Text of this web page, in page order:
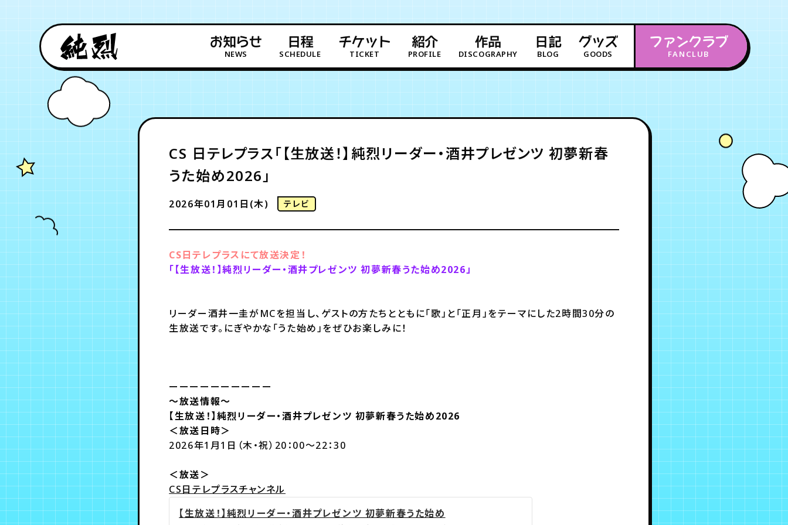
お知らせ
NEWS
日程
SCHEDULE
チケット
TICKET
紹介
PROFILE
作品
DISCOGRAPHY
日記
BLOG
グッズ
GOODS
ファンクラブ
FANCLUB
CS 日テレプラス「【生放送！】純烈リーダー・酒井プレゼンツ 初夢新春
うた始め2026」
2026年01月01日(木) テレビ
CS日テレプラスにて放送決定！
「【生放送！】純烈リーダー・酒井プレゼンツ 初夢新春うた始め2026」
リーダー酒井一圭がMCを担当し、ゲストの方たちとともに「歌」と「正月」をテーマにした2時間30分の
生放送です。にぎやかな「うた始め」をぜひお楽しみに！
ーーーーーーーーーー
～放送情報～
【生放送！】純烈リーダー・酒井プレゼンツ 初夢新春うた始め2026
＜放送日時＞
2026年1月1日（木・祝）20：00～22：30
＜放送＞
CS日テレプラスチャンネル
【生放送！】純烈リーダー・酒井プレゼンツ 初夢新春うた始め